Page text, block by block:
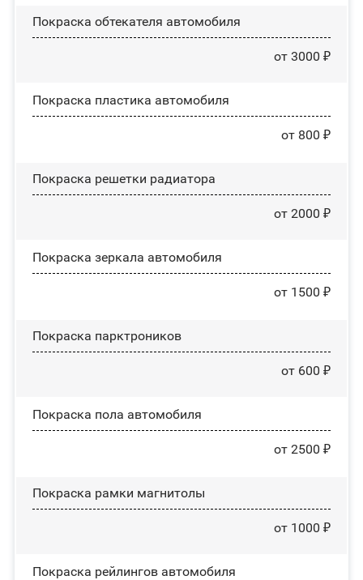
Покраска обтекателя автомобиля
от 3000 ₽
Покраска пластика автомобиля
от 800 ₽
Покраска решетки радиатора
от 2000 ₽
Покраска зеркала автомобиля
от 1500 ₽
Покраска парктроников
от 600 ₽
Покраска пола автомобиля
от 2500 ₽
Покраска рамки магнитолы
от 1000 ₽
Покраска рейлингов автомобиля